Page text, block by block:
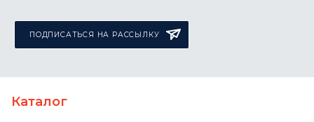
ПОДПИСАТЬСЯ НА РАССЫЛКУ
Каталог